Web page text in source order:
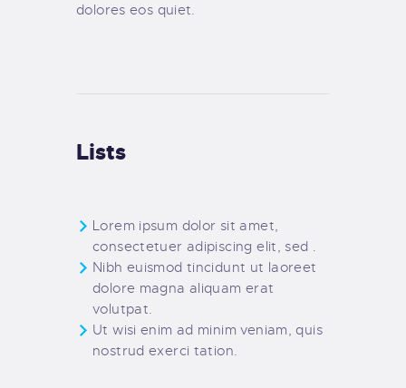
dolores eos quiet.
Lists
Lorem ipsum dolor sit amet,
consectetuer adipiscing elit, sed .
Nibh euismod tincidunt ut laoreet
dolore magna aliquam erat
volutpat.
Ut wisi enim ad minim veniam, quis
nostrud exerci tation.